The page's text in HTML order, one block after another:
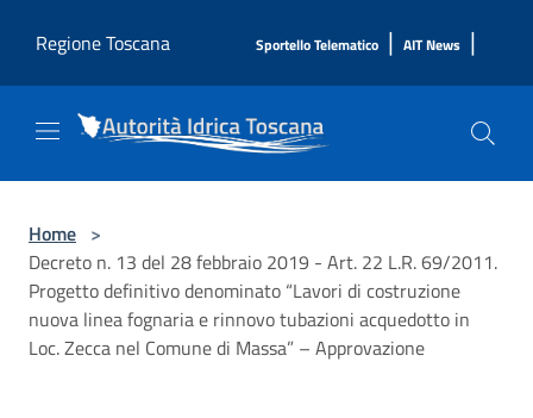
Regione Toscana
Sportello Telematico | AIT News |
Home >
Decreto n. 13 del 28 febbraio 2019 - Art. 22 L.R. 69/2011.
Progetto definitivo denominato “Lavori di costruzione
nuova linea fognaria e rinnovo tubazioni acquedotto in
Loc. Zecca nel Comune di Massa” – Approvazione